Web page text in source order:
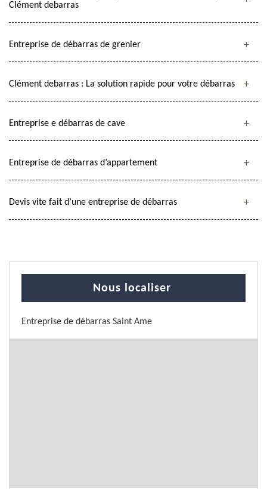
Clément debarras
Entreprise de débarras de grenier
Clément debarras : La solution rapide pour votre débarras
Entreprise e débarras de cave
Entreprise de débarras d’appartement
Devis vite fait d’une entreprise de débarras
Nous localiser
Entreprise de débarras Saint Ame